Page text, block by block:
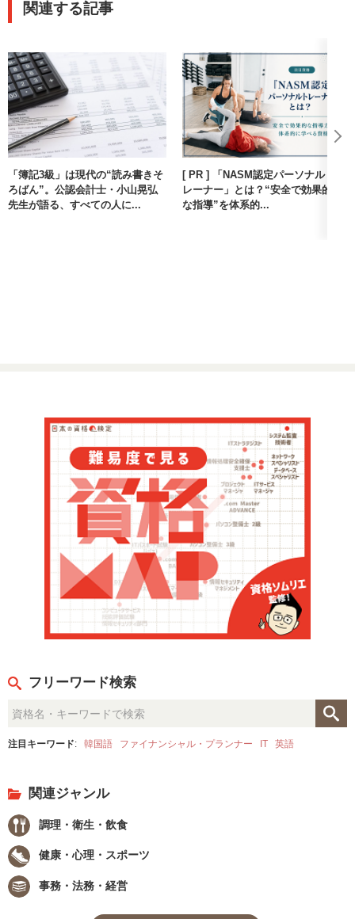
関連する記事
「簿記3級」は現代の“読み書きそ
ろばん”。公認会計士・小山晃弘
先生が語る、すべての人に...
[ PR ] 「NASM認定パーソナルト
レーナー」とは？“安全で効果的
な指導”を体系的...
フリーワード検索
注目キーワード: 韓国語 ファイナンシャル・プランナー IT 英語
関連ジャンル
調理・衛生・飲食
健康・心理・スポーツ
事務・法務・経営